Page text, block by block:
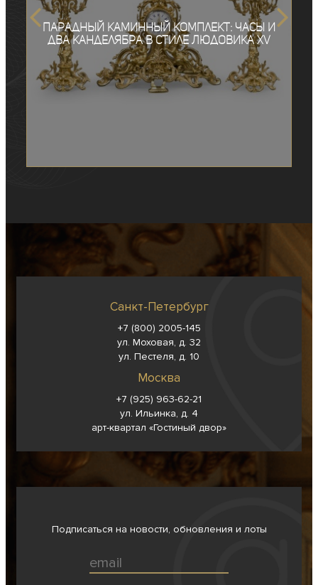
Парадный каминный комплект: часы и
два канделябра в стиле Людовика XV
Санкт-Петербург
+7 (800) 2005-145
ул. Моховая, д. 32
ул. Пестеля, д. 10
Москва
+7 (925) 963-62-21
ул. Ильинка, д. 4
арт-квартал «Гостиный двор»
Подписаться на новости, обновления и лоты